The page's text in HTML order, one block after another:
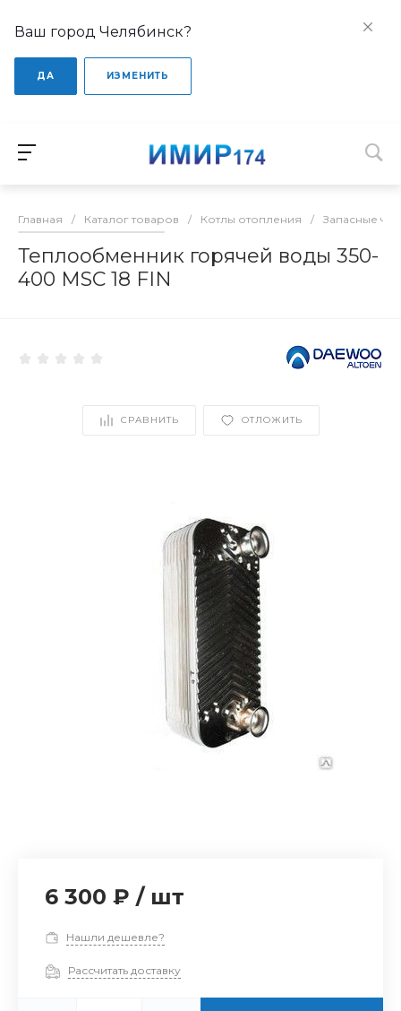
Ваш город Челябинск?
ДА ИЗМЕНИТЬ
Главная / Каталог товаров / Котлы отопления / Запасные
Теплообменник горячей воды 350-
400 MSC 18 FIN
СРАВНИТЬ ОТЛОЖИТЬ
6 300 ₽ / шт
Нашли дешевле?
Рассчитать доставку